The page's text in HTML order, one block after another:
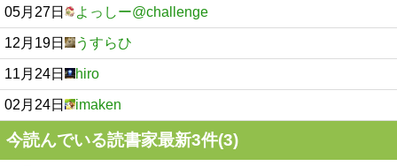
05月27日 よっしー@challenge
12月19日 うすらひ
11月24日 hiro
02月24日 imaken
今読んでいる読書家最新3件(3)